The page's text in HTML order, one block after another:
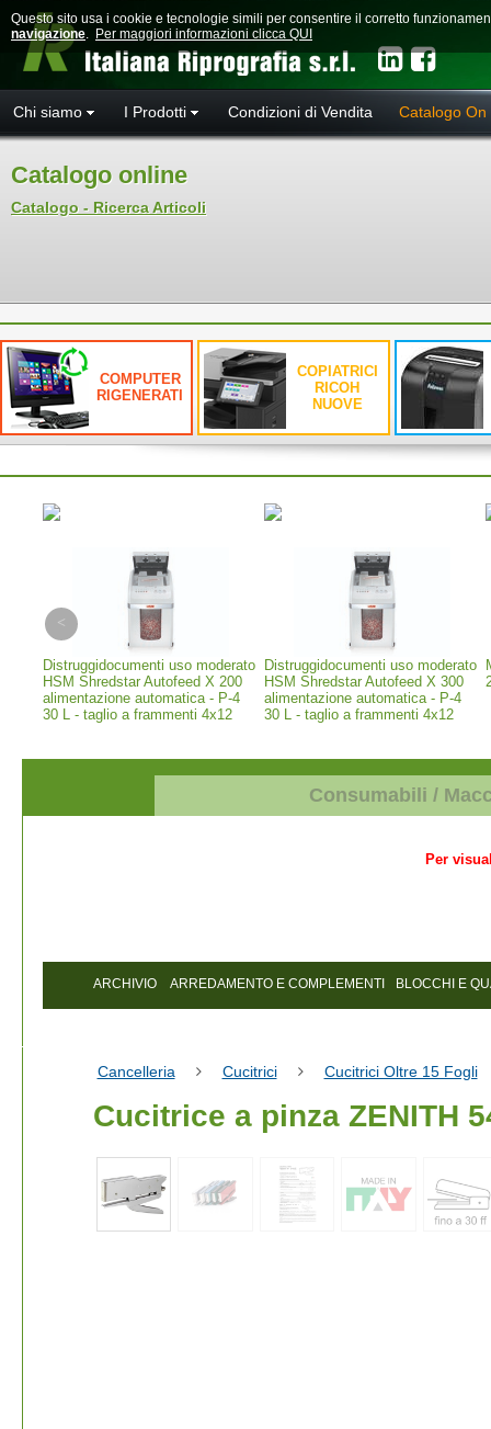
Questo sito usa i cookie e tecnologie simili per consentire il corretto
navigazione. Per maggiori informazioni clicca QUI
Chi siamo I Prodotti Condizioni di Vendita Catalogo On
Catalogo online
Catalogo - Ricerca Articoli
COMPUTER
RIGENERATI
COPIATRICI
RICOH
NUOVE
Distruggidocumenti uso moderato
HSM Shredstar Autofeed X 200
alimentazione automatica - P-4
30 L - taglio a frammenti 4x12
Distruggidocumenti uso moderato
HSM Shredstar Autofeed X 300
alimentazione automatica - P-4
30 L - taglio a frammenti 4x12
Consumabili /
Per
ARCHIVIO ARREDAMENTO E COMPLEMENTI BLOCCHI E
Cancelleria Cucitrici Cucitrici Oltre 15 Fogli
Cucitrice a pinza ZENITH